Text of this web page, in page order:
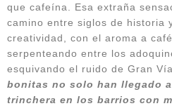
que cafeína. Esa extraña
camino entre siglos de historia
creatividad, con el aroma a
serpenteando entre los
esquivando el ruido de Gran
bonitas no solo han llegado
trinchera en los barrios con